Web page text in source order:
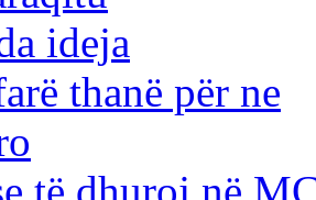
ideja
thanë për ne
të dhuroj në